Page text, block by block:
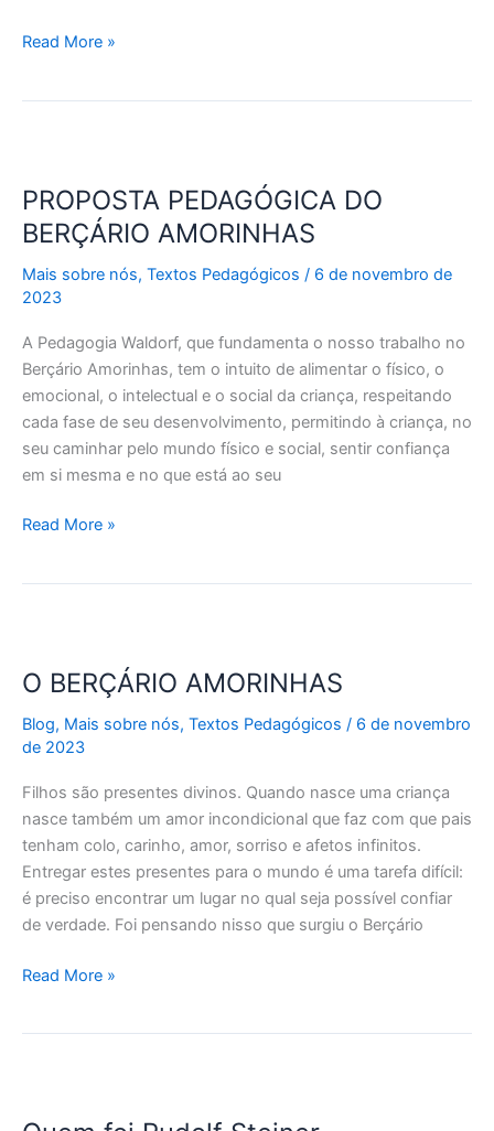
Read More »
PROPOSTA PEDAGÓGICA DO
BERÇÁRIO AMORINHAS
Mais sobre nós, Textos Pedagógicos / 6 de novembro de
2023
A Pedagogia Waldorf, que fundamenta o nosso trabalho no
Berçário Amorinhas, tem o intuito de alimentar o físico, o
emocional, o intelectual e o social da criança, respeitando
cada fase de seu desenvolvimento, permitindo à criança, no
seu caminhar pelo mundo físico e social, sentir confiança
em si mesma e no que está ao seu
DO
BERÇÁRIO
AMORINHAS
Read More »
O BERÇÁRIO AMORINHAS
Blog, Mais sobre nós, Textos Pedagógicos / 6 de novembro
de 2023
Filhos são presentes divinos. Quando nasce uma criança
nasce também um amor incondicional que faz com que pais
tenham colo, carinho, amor, sorriso e afetos infinitos.
Entregar estes presentes para o mundo é uma tarefa difícil:
é preciso encontrar um lugar no qual seja possível confiar
de verdade. Foi pensando nisso que surgiu o Berçário
AMORINHAS
Read More »